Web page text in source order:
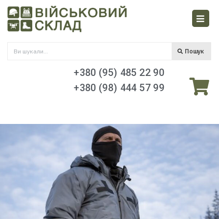
Пошук
+380 (95) 485 22 90
+380 (98) 444 57 99